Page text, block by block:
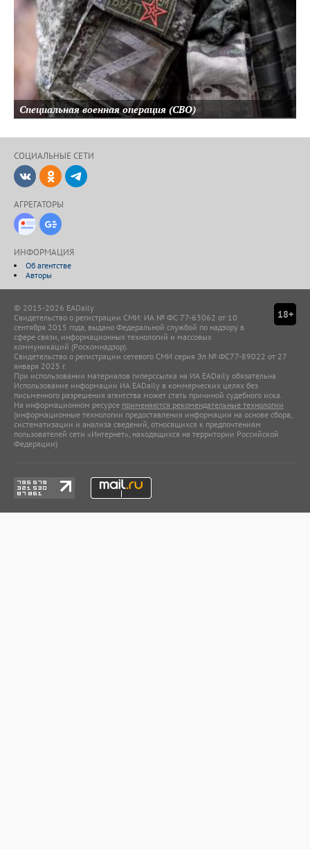
Специальная военная операция (СВО)
СОЦИАЛЬНЫЕ CЕТИ
ВКонтактеОдноклассники
АГРЕГАТОРЫ
Новости Дзен
ИНФОРМАЦИЯ
Об агентстве
Авторы
18+
© 2015-2026 EADaily
Свидетельство о регистрации СМИ: ИА № ФС 77-63062 от 10
сентября 2015 года, выдано Федеральной службой по надзору в
сфере связи, информационных технологий и массовых
коммуникаций (Роскомнадзор).
Свидетельство о регистрации сетевого СМИ серия Эл № ФС77-89022 от 27
января 2025 г.
При использовании материалов гиперссылка на ИА EADaily обязательна
Использование информации ИА EADaily в коммерческих целях без
письменного разрешения агентства может стать причиной судебного иска.
На информационном ресурсе применяются рекомендательные технологии
(информационные технологии предоставления информации на основе сбора,
систематизации и анализа сведений, относящихся к предпочтениям
пользователей сети «Интернет», находящихся на территории Российской
Федерации)